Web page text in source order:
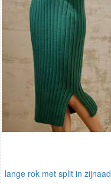
lange rok met split in zijnaad